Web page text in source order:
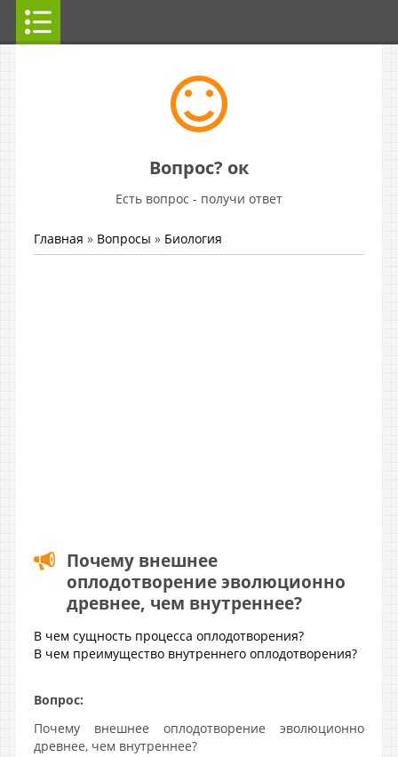
Вопрос? ок
Есть вопрос - получи ответ
Главная » Вопросы » Биология
Почему внешнее
оплодотворение эволюционно
древнее, чем внутреннее?
В чем сущность процесса оплодотворения?
В чем преимущество внутреннего оплодотворения?
Вопрос:
Почему внешнее оплодотворение эволюционно
древнее, чем внутреннее?